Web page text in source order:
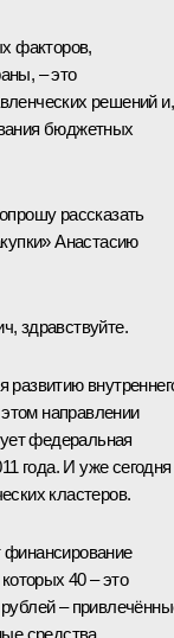
факторов,
– это
решений и,
бюджетных
рассказать
Анастасию
здравствуйте.
направлении
федеральная
года. И уже сегодня
кластеров.
40 – это
–
средства.